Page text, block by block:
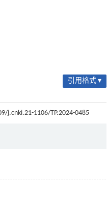
引用格式 ▾
j.cnki.21-1106/TP.2024-0485